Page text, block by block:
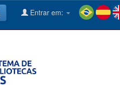
Entrar em: